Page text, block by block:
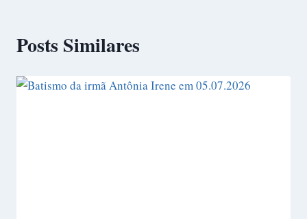
Posts Similares